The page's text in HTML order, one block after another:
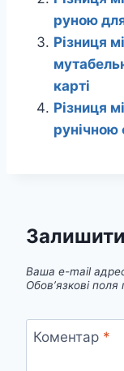
руною
Різниця
карті
Різниця
Залишити
Ваша e-mail
Обов’язкові поля
Коментар *